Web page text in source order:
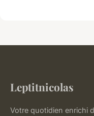
Leptitnicolas
Votre quotidien enrichi